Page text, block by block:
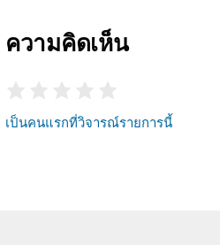
ความคิดเห็น
เป็นคนแรกที่วิจารณ์รายการนี้